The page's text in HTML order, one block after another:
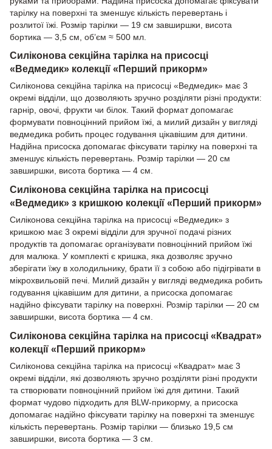
тарілку на поверхні та зменшує кількість перевертань і
розлитої їжі. Розмір тарілки — 19 см завширшки, висота
бортика — 3,5 см, об’єм ≈ 500 мл.
Силіконова секційна тарілка на присосці
«Ведмедик» колекції «Перший прикорм»
Силіконова секційна тарілка на присосці «Ведмедик» має 3
окремі відділи, що дозволяють зручно розділяти різні продукти:
гарнір, овочі, фрукти чи білок. Такий формат допомагає
формувати повноцінний прийом їжі, а милий дизайн у вигляді
ведмедика робить процес годування цікавішим для дитини.
Надійна присоска допомагає фіксувати тарілку на поверхні та
зменшує кількість перевертань. Розмір тарілки — 20 см
завширшки, висота бортика — 4 см.
Силіконова секційна тарілка на присосці
«Ведмедик» з кришкою колекції «Перший прикорм»
Силіконова секційна тарілка на присосці «Ведмедик» з
кришкою має 3 окремі відділи для зручної подачі різних
продуктів та допомагає організувати повноцінний прийом їжі
для малюка. У комплекті є кришка, яка дозволяє зручно
зберігати їжу в холодильнику, брати її з собою або підігрівати в
мікрохвильовій печі. Милий дизайн у вигляді ведмедика робить
годування цікавішим для дитини, а присоска допомагає
надійно фіксувати тарілку на поверхні. Розмір тарілки — 20 см
завширшки, висота бортика — 4 см.
Силіконова секційна тарілка на присосці «Квадрат»
колекції «Перший прикорм»
Силіконова секційна тарілка на присосці «Квадрат» має 3
окремі відділи, які дозволяють зручно розділяти різні продукти
та створювати повноцінний прийом їжі для дитини. Такий
формат чудово підходить для BLW-прикорму, а присоска
допомагає надійно фіксувати тарілку на поверхні та зменшує
кількість перевертань. Розмір тарілки — близько 19,5 см
завширшки, висота бортика — 3 см.